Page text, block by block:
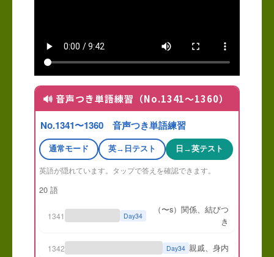
🔊 音声つき単語練習（No.1341〜1360）